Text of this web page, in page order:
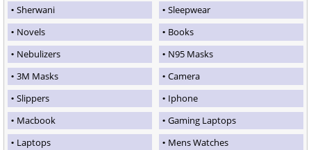
Sherwani
Sleepwear
Novels
Books
Nebulizers
N95 Masks
3M Masks
Camera
Slippers
Iphone
Macbook
Gaming Laptops
Laptops
Mens Watches